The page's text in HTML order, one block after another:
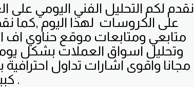
نقدم لكم التحليل الفني اليومي على
على الكروسات لهذا اليوم ,كما
متابعي ومتابعات موقع حناوي
وتحليل اسواق العملات بشكل
مجانا واقوى اشارات تداول احترافية
كبيرة .